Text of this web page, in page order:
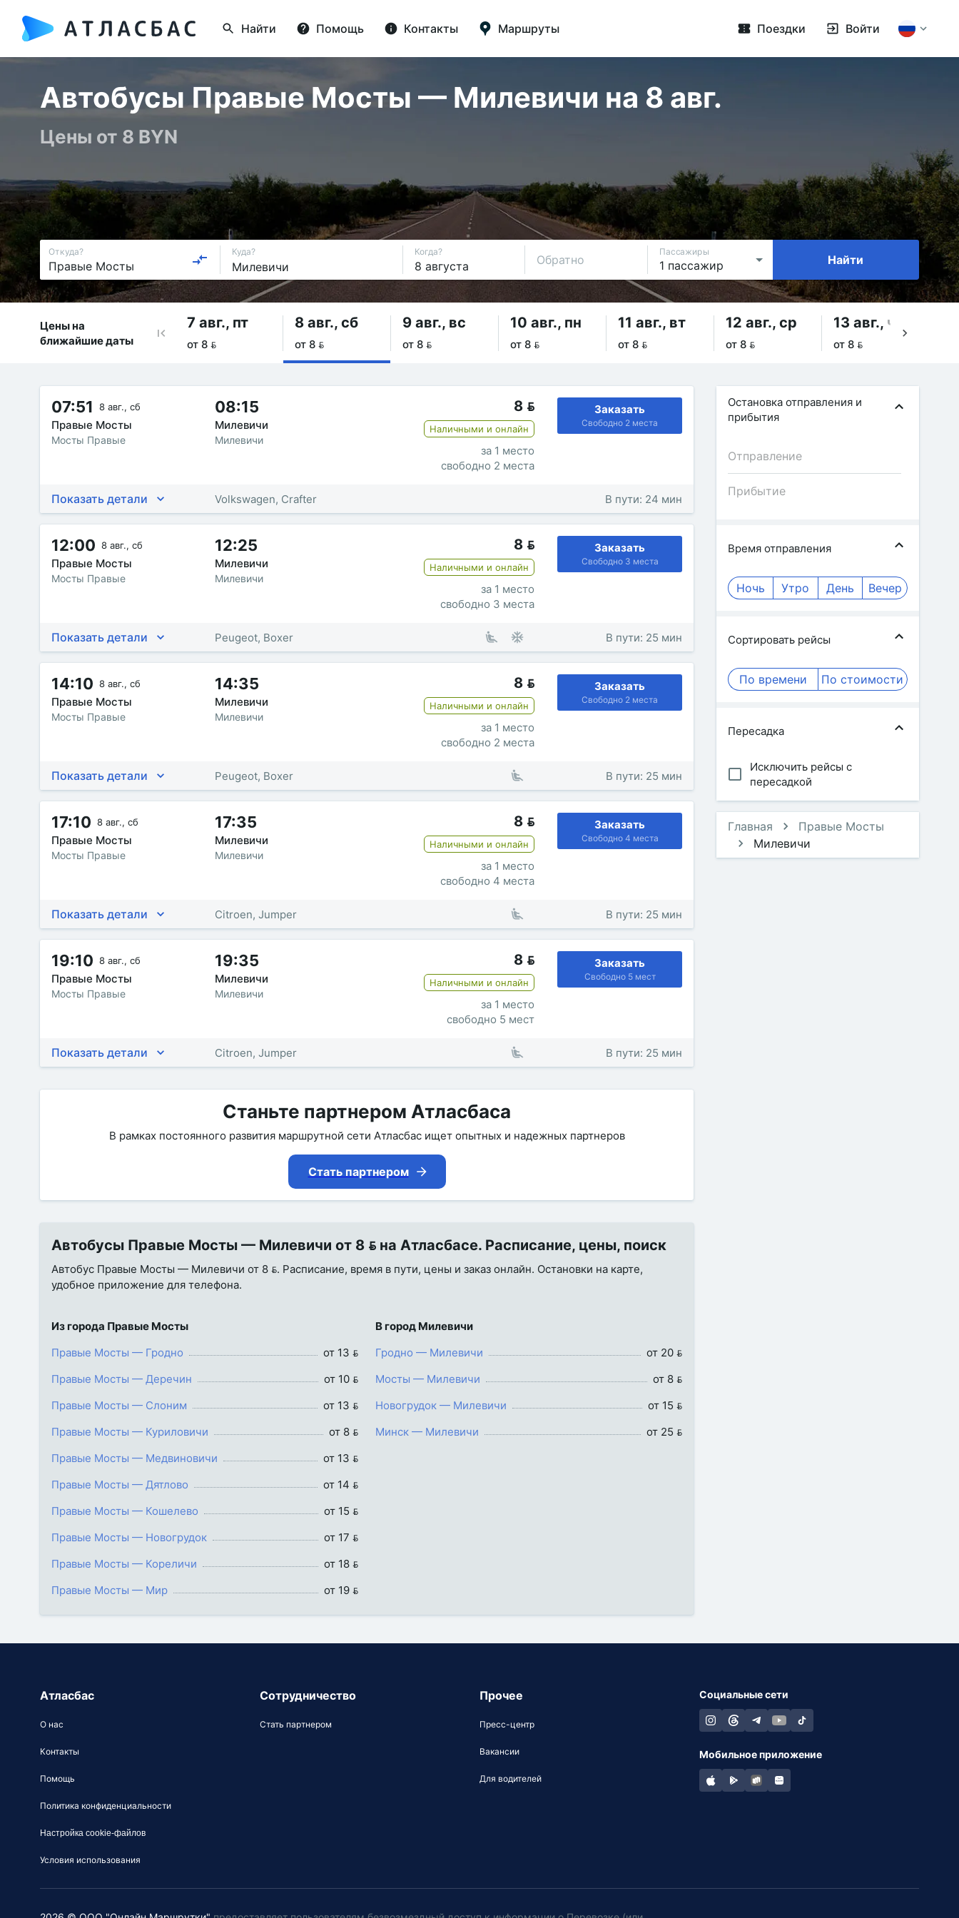
Найти Помощь Контакты Маршруты Поездки Войти
Автобусы Правые Мосты — Милевичи на 8 авг.
Цены от 8 BYN
Откуда? Куда? Когда?
Обратно
Пассажиры
Найти
Цены на
ближайшие даты
7 авг., пт
от 8 
8 авг., сб
от 8 
9 авг., вс
от 8 
10 авг., пн
от 8 
11 авг., вт
от 8 
12 авг., ср
от 8 
13 авг., чт
от 8 
07:51 8 авг., сб
Правые Мосты
Мосты Правые
08:15
Милевичи
Милевичи
8 
Наличными и онлайн
за 1 место
свободно 2 места
Заказать
Свободно 2 места
Показать детали Volkswagen, Crafter В пути: 24 мин
12:00 8 авг., сб
Правые Мосты
Мосты Правые
12:25
Милевичи
Милевичи
8 
Наличными и онлайн
за 1 место
свободно 3 места
Заказать
Свободно 3 места
Показать детали Peugeot, Boxer В пути: 25 мин
14:10 8 авг., сб
Правые Мосты
Мосты Правые
14:35
Милевичи
Милевичи
8 
Наличными и онлайн
за 1 место
свободно 2 места
Заказать
Свободно 2 места
Показать детали Peugeot, Boxer В пути: 25 мин
17:10 8 авг., сб
Правые Мосты
Мосты Правые
17:35
Милевичи
Милевичи
8 
Наличными и онлайн
за 1 место
свободно 4 места
Заказать
Свободно 4 места
Показать детали Citroen, Jumper В пути: 25 мин
19:10 8 авг., сб
Правые Мосты
Мосты Правые
19:35
Милевичи
Милевичи
8 
Наличными и онлайн
за 1 место
свободно 5 мест
Заказать
Свободно 5 мест
Показать детали Citroen, Jumper В пути: 25 мин
Станьте партнером Атласбаса
В рамках постоянного развития маршрутной сети Атласбас ищет опытных и надежных партнеров
Стать партнером
Автобусы Правые Мосты — Милевичи от 8  на Атласбасе. Расписание, цены, поиск
Автобус Правые Мосты — Милевичи от 8 . Расписание, время в пути, цены и заказ онлайн. Остановки на карте,
удобное приложение для телефона.
Из города Правые Мосты
Правые Мосты — Гродно
от 13 
Правые Мосты — Деречин
от 10 
Правые Мосты — Слоним
от 13 
Правые Мосты — Куриловичи
от 8 
Правые Мосты — Медвиновичи
от 13 
Правые Мосты — Дятлово
от 14 
Правые Мосты — Кошелево
от 15 
Правые Мосты — Новогрудок
от 17 
Правые Мосты — Кореличи
от 18 
Правые Мосты — Мир
от 19 
В город Милевичи
Гродно — Милевичи
от 20 
Мосты — Милевичи
от 8 
Новогрудок — Милевичи
от 15 
Минск — Милевичи
от 25 
Остановка отправления и
прибытия
Время отправления
Ночь Утро День Вечер
Сортировать рейсы
По времени По стоимости
Пересадка
Исключить рейсы с
пересадкой
Главная
Правые Мосты
Милевичи
Атласбас
О нас
Контакты
Помощь
Политика конфиденциальности
Настройка cookie-файлов
Условия использования
Сотрудничество
Стать партнером
Прочее
Пресс-центр
Вакансии
Для водителей
Социальные сети
Мобильное приложение